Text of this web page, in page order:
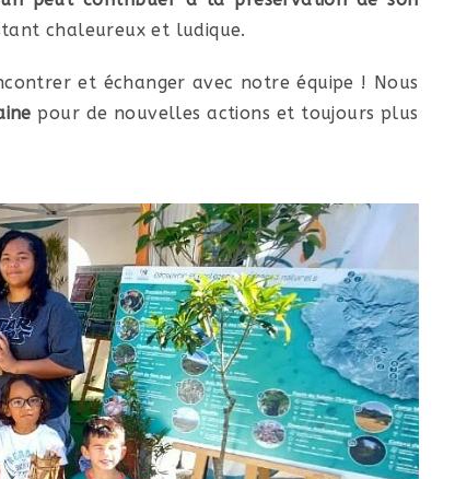
chaleureux et ludique.
et échanger avec notre équipe ! Nous
pour de nouvelles actions et toujours plus